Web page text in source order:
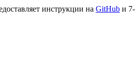
инструкции на GitHub и 7-